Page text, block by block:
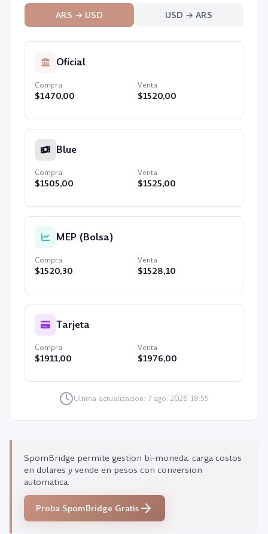
ARS → USD
USD → ARS
Oficial
Compra
$1470,00
Venta
$1520,00
Blue
Compra
$1505,00
Venta
$1525,00
MEP (Bolsa)
Compra
$1520,30
Venta
$1528,10
Tarjeta
Compra
$1911,00
Venta
$1976,00
Ultima actualizacion: 7 ago. 2026 18:55
SpomBridge permite gestion bi-moneda: carga costos
en dolares y vende en pesos con conversion
automatica.
Proba SpomBridge Gratis